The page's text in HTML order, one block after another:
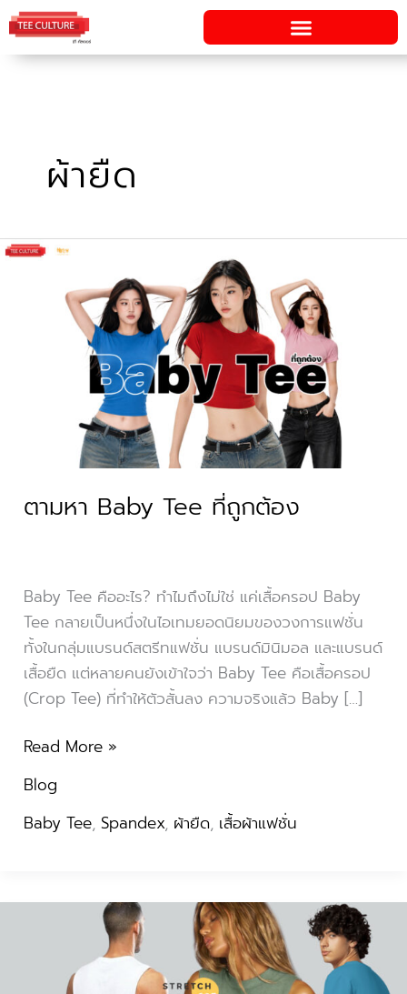
Skip
to
content
ผ้ายืด
ตามหา Baby Tee ที่ถูกต้อง
Baby Tee คืออะไร? ทำไมถึงไม่ใช่ แค่เสื้อครอป Baby
Tee กลายเป็นหนึ่งในไอเทมยอดนิยมของวงการแฟชั่น
ทั้งในกลุ่มแบรนด์สตรีทแฟชั่น แบรนด์มินิมอล และแบรนด์
เสื้อยืด แต่หลายคนยังเข้าใจว่า Baby Tee คือเสื้อครอป
(Crop Tee) ที่ทำให้ตัวสั้นลง ความจริงแล้ว Baby […]
ตาม
Read More »
Blog
Baby Tee, Spandex, ผ้ายืด, เสื้อผ้าแฟชั่น